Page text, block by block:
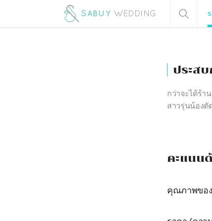
ประส
กว่าจะได้ร้า
สาวรุ่นน้องตั
คะแนน
คุณภาพขอ